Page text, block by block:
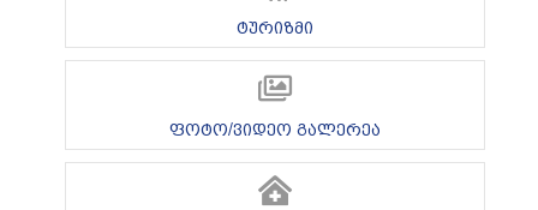
ტურიზმი
ფოტო/ვიდეო გალერეა